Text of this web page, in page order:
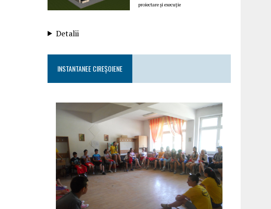
proiectare și execuție
Detalii
INSTANTANEE CIREȘOIENE